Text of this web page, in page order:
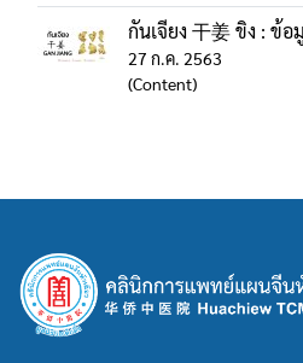
กันเจียง 干姜 ขิง : ข้
27 ก.ค. 2563
(Content)